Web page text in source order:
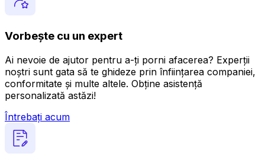
Vorbește cu un expert
Ai nevoie de ajutor pentru a-ți porni afacerea? Experții
noștri sunt gata să te ghideze prin înființarea companiei,
conformitate și multe altele. Obține asistență
personalizată astăzi!
Întrebați acum